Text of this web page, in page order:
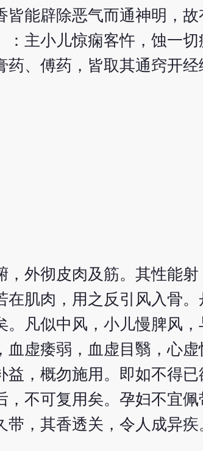
皆能辟除恶气而通神明，
主小儿惊痫客忤，蚀一
、傅药，皆取其通窍开经
外彻皮肉及筋。其性能
在肌肉，用之反引风入骨
凡似中风，小儿慢脾风，
虚痿弱，血虚目翳，心虚
，概勿施用。即如不得
不可复用矣。孕妇不宜
，其香透关，令人成异疾